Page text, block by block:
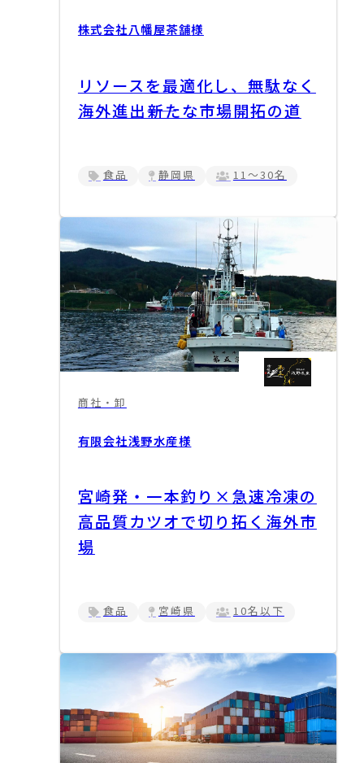
株式会社八幡屋茶舗様
リソースを最適化し、無駄なく
海外進出――新たな市場開拓の道
食品 静岡県 11～30名
商社・卸
有限会社浅野水産様
宮崎発・一本釣り×急速冷凍の
高品質カツオで切り拓く海外市
場
食品 宮崎県 10名以下